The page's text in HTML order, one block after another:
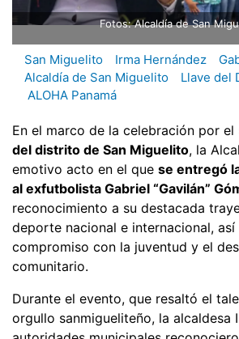
Fotos: Alcaldía de San
San Miguelito Irma Hernández
Alcaldía de San Miguelito
Llave del
ALOHA Panamá
En el marco de la celebración por el
del distrito de San Miguelito, la
emotivo acto en el que se entregó
al exfutbolista Gabriel “Gavilán”
reconocimiento a su destacada
deporte nacional e internacional,
compromiso con la juventud y el
comunitario.
Durante el evento, que resaltó el
orgullo sanmigueliteño, la alcaldesa